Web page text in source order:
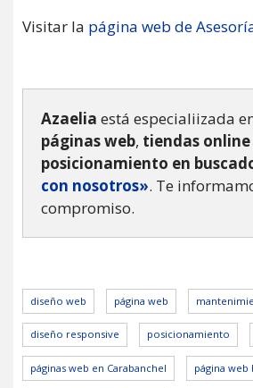
Visitar la página web de
Azaelia está especialiizada
páginas web, tiendas online
posicionamiento en
con nosotros». Te
compromiso.
diseño web página web
diseño responsive posicionamiento
páginas web en Carabanchel página web